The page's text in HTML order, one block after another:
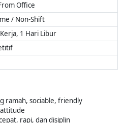
Office
/ Non-Shift
1 Hari Libur
ramah, sociable, friendly
rapi, dan disiplin